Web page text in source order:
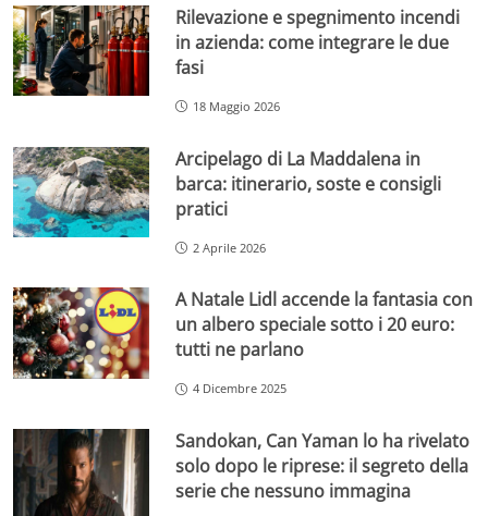
Rilevazione e spegnimento incendi
in azienda: come integrare le due
fasi
18 Maggio 2026
Arcipelago di La Maddalena in
barca: itinerario, soste e consigli
pratici
2 Aprile 2026
A Natale Lidl accende la fantasia con
un albero speciale sotto i 20 euro:
tutti ne parlano
4 Dicembre 2025
Sandokan, Can Yaman lo ha rivelato
solo dopo le riprese: il segreto della
serie che nessuno immagina